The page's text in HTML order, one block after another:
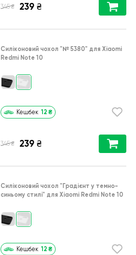
345 ₴ 239 ₴
Силіконовий чохол "№ 5380" для Xiaomi
Redmi Note 10
Кешбек 12 ₴
345 ₴ 239 ₴
Силіконовий чохол "Градієнт у темно-
синьому стилі" для Xiaomi Redmi Note 10
Кешбек 12 ₴